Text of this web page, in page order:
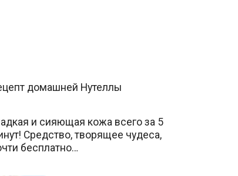
домашней Нутеллы
и сияющая кожа всего за 5
Средство, творящее чудеса,
бесплатно…